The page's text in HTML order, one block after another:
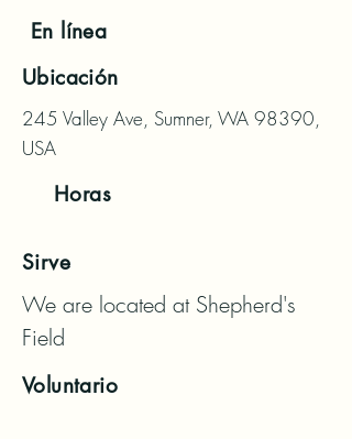
En línea
Ubicación
245 Valley Ave, Sumner, WA 98390,
USA
Horas
Sirve
We are located at Shepherd's
Field
Voluntario